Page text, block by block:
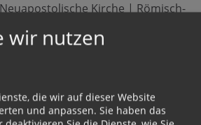
Kirche | Römisch-
wir nutzen
die wir auf dieser Website
und anpassen. Sie haben das